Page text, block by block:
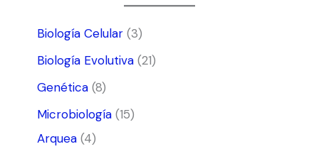
Biología Celular(3)
Biología Evolutiva(21)
Genética(8)
Microbiología(15)
Arquea(4)